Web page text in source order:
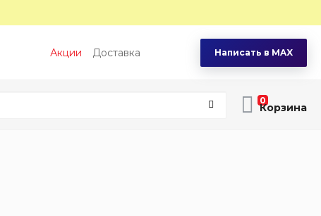
Написать в MAX
Акции Доставка
0